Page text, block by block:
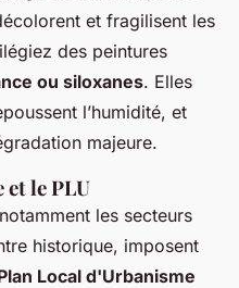
et fragilisent les
des peintures
ou siloxanes. Elles
l’humidité, et
majeure.
le PLU
les secteurs
historique, imposent
Local d'Urbanisme